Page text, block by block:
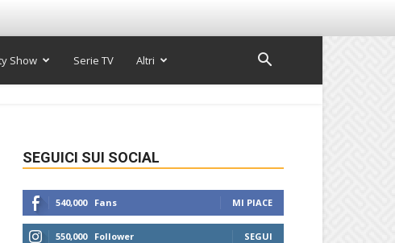
Show Serie TV Altri
SEGUICI SUI SOCIAL
540,000 Fans MI PIACE
550,000 Follower SEGUI